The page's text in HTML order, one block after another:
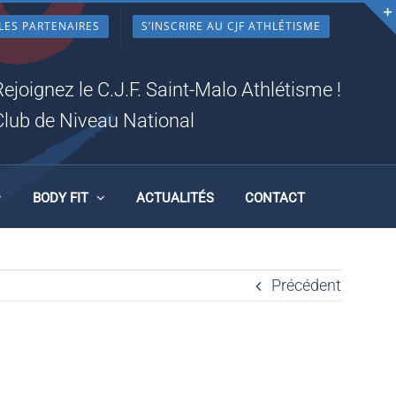
LES PARTENAIRES S’INSCRIRE AU CJF ATHLÉTISME
le C.J.F. Saint-Malo Athlétisme !
de Niveau National
BODY FIT ACTUALITÉS CONTACT
Précédent